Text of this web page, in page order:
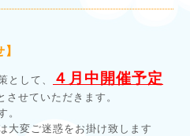
として、
４月中開催予定
させていただきます。
。
大変ご迷惑をお掛け致します